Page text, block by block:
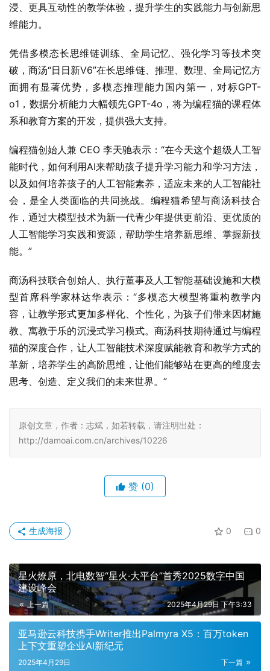
浸、更具互动性的教学体验，提升学生的实践能力与创新思
维能力。
凭借多模态长思维链训练、全局记忆、强化学习等技术突
破，商汤“日日新V6”在长思维链、推理、数理、全局记忆方
面拥有显著优势，多模态推理能力国内第一，对标GPT-
o1，数据分析能力大幅领先GPT-4o，将为编程猫的课程体
系和教育方案的开发，提供强大支持。
编程猫创始人兼 CEO 李天驰表示：“在今天这个超级人工智
能时代，如何利用AI来帮助孩子提升学习能力和学习方法，
以及如何培养孩子的人工智能素养，适应未来的人工智能社
会，是全人类面临的共同挑战。编程猫希望与商汤科技合
作，通过大模型技术为新一代青少年提供更前沿、更优质的
人工智能学习实践和资源，帮助学生培养新思维、掌握新技
能。”
商汤科技联合创始人、执行董事及人工智能基础设施和大模
型首席科学家林达华表示：“多模态大模型将重构教学内
容，让教学形式更加多样化、个性化，为孩子们带来因材施
教、寓教于乐的沉浸式学习模式。商汤科技期待通过与编程
猫的深度合作，让人工智能技术深度赋能教育和教学方式的
革新，培养学生的高阶思维，让他们能够站在更高的维度去
思考、创造、定义我们的未来世界。”
原创文章，作者：志斌，如若转载，请注明出处：
http://damoai.com.cn/archives/10226
赞 (0)
0 0
生成海报
星火燎原，北电数智“星火·大平台”首秀2025数字中国
建设峰会
上一篇 2025年4月29日 下午3:33
亚马逊云科技携手Writer推出Palmyra X5：百万token
上下文重塑企业AI新纪元
下一篇
2025年4月29日